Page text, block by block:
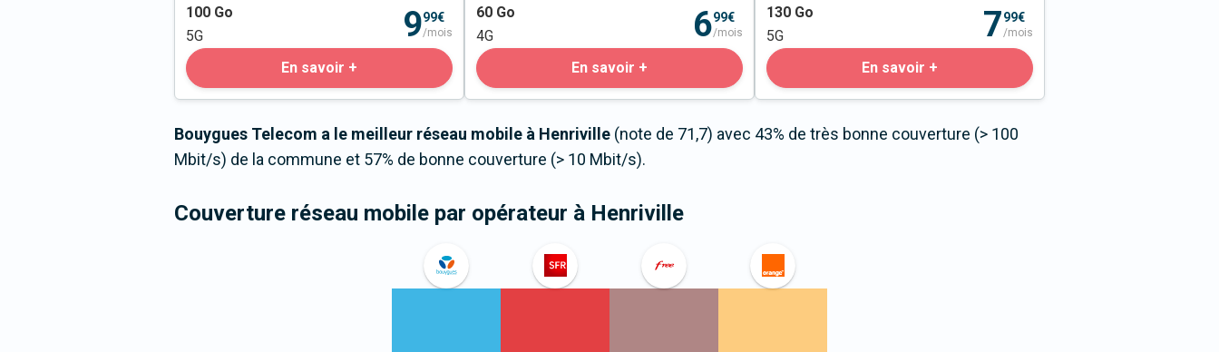
100 Go
5G
999€
/mois
En savoir +
60 Go
4G
699€
/mois
En savoir +
130 Go
5G
799€
/mois
En savoir +
Bouygues Telecom a le meilleur réseau mobile à Henriville (note de 71,7) avec 43% de très bonne couverture (> 100
Mbit/s) de la commune et 57% de bonne couverture (> 10 Mbit/s).
Couverture réseau mobile par opérateur à Henriville